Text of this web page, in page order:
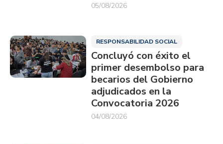
05/08/2026
RESPONSABILIDAD SOCIAL
Concluyó con éxito el
primer desembolso para
becarios del Gobierno
adjudicados en la
Convocatoria 2026
04/08/2026